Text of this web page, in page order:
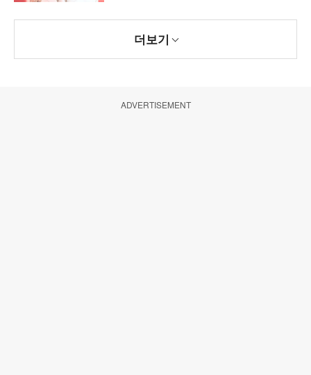
더보기
ADVERTISEMENT